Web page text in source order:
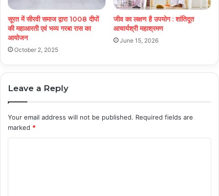
सूरत में सीरवी समाज द्वारा 1008 दीपों
की महाआरती एवं भव्य गरबा रास का
आयोजन
October 2, 2025
जीव का लक्षण है उपयोग : शांतिदूत
आचार्यश्री महाश्रमण
June 15, 2026
Leave a Reply
Your email address will not be published. Required fields are
marked *